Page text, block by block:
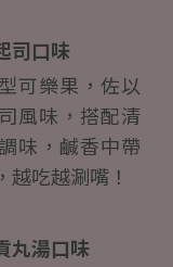
司口味
可樂果，佐以
風味，搭配清
味，鹹香中帶
越吃越涮嘴！
丸湯口味